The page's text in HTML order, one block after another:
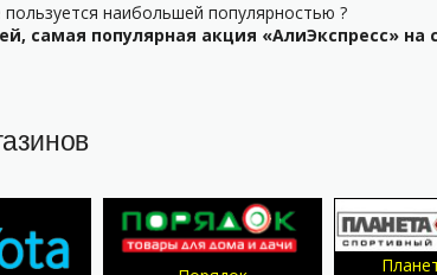
наибольшей популярностью ?
самая популярная акция «АлиЭкспресс» на